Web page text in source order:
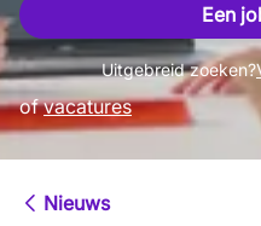
Een
Uitgebreid zoeken?
of vacatures
Nieuws